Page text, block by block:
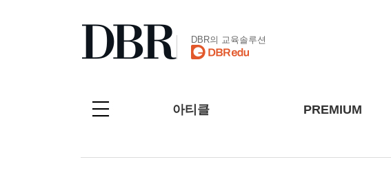
DBR의 교육솔루션
아티클 PREMIUM